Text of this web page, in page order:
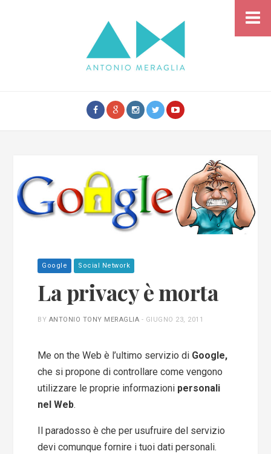
Google Social Network
La privacy è morta
BY ANTONIO TONY MERAGLIA - GIUGNO 23, 2011
Me on the Web è l’ultimo servizio di Google,
che si propone di controllare come vengono
utilizzare le proprie informazioni personali
nel Web.
Il paradosso è che per usufruire del servizio
devi comunque fornire i tuoi dati personali.